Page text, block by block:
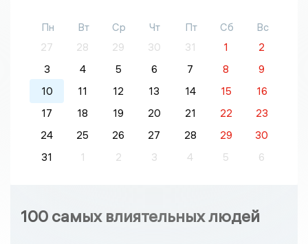
Пн Вт Ср Чт Пт Сб
Вс
27
28 29 30 31 1
2
3
4 5 6 7 8
9
10
11 12 13 14 15
16
17
18 19 20 21 22
23
24
25 26 27 28 29
30
31
1 2 3 4 5 6
100 самых влиятельных людей